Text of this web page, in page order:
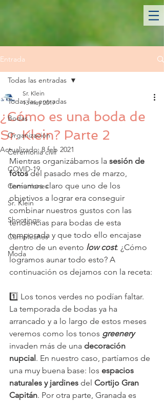
Entrada
Todas las entradas
Bodas
Organización
Ceremonia civil
COVID-19
Comuniones
Sr. Klein
Shootings
Cumpleaños
Moda
Todas las entradas
¿Cómo es una boda de
Sr. Klein? Parte 2
Sr. Klein
13 may 2017
Actualizado:8 feb 2021
Mientras organizábamos la sesión de
fotos del pasado mes de marzo,
teníamos claro que uno de los
objetivos a lograr era conseguir
combinar nuestros gustos con las
tendencias para bodas de esta
temporada y que todo ello encajase
dentro de un evento low cost. ¿Cómo
logramos aunar todo esto? A
continuación os dejamos con la receta:
1️⃣ Los tonos verdes no podían faltar.
La temporada de bodas ya ha
arrancado y a lo largo de estos meses
veremos como los tonos greenery
invaden más de una decoración
nupcial. En nuestro caso, partíamos de
una muy buena base: los espacios
naturales y jardines del Cortijo Gran
Capitán. Por otra parte, Granada es